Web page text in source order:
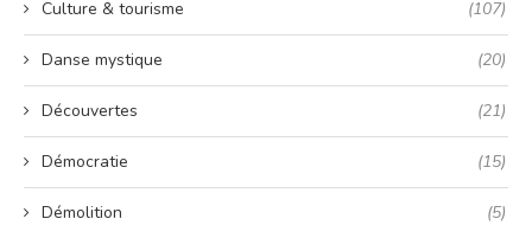
Culture & tourisme (107)
Danse mystique (20)
Découvertes (21)
Démocratie (15)
Démolition (5)